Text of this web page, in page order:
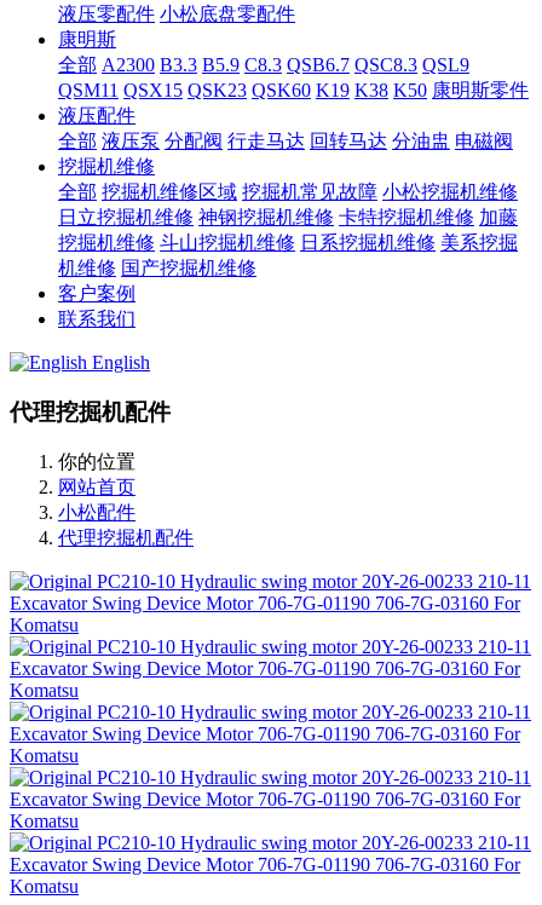
液压零配件 小松底盘零配件
康明斯
全部 A2300 B3.3 B5.9 C8.3 QSB6.7 QSC8.3 QSL9
QSM11 QSX15 QSK23 QSK60 K19 K38 K50 康明斯零件
液压配件
全部 液压泵 分配阀 行走马达 回转马达 分油盅 电磁阀
挖掘机维修
全部 挖掘机维修区域 挖掘机常见故障 小松挖掘机维修
日立挖掘机维修 神钢挖掘机维修 卡特挖掘机维修 加藤
挖掘机维修 斗山挖掘机维修 日系挖掘机维修 美系挖掘
机维修 国产挖掘机维修
客户案例
联系我们
English
代理挖掘机配件
你的位置
网站首页
小松配件
代理挖掘机配件